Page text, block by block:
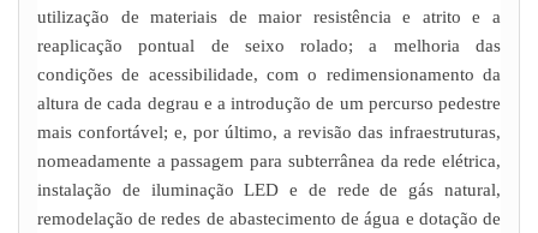
utilização de materiais de maior resistência e atrito e a
reaplicação pontual de seixo rolado; a melhoria das
condições de acessibilidade, com o redimensionamento da
altura de cada degrau e a introdução de um percurso pedestre
mais confortável; e, por último, a revisão das infraestruturas,
nomeadamente a passagem para subterrânea da rede elétrica,
instalação de iluminação LED e de rede de gás natural,
remodelação de redes de abastecimento de água e dotação de